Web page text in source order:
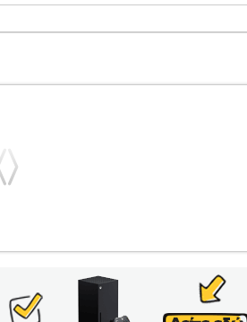
στην κατηγορία ΓΥΝΑΙΚΑ-
χρώμα. Πρόκειται για ένα πουλόβερ
και στην λαιμόκοψη για